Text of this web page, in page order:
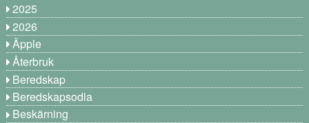
2025
2026
Äpple
Återbruk
Beredskap
Beredskapsodla
Beskärning